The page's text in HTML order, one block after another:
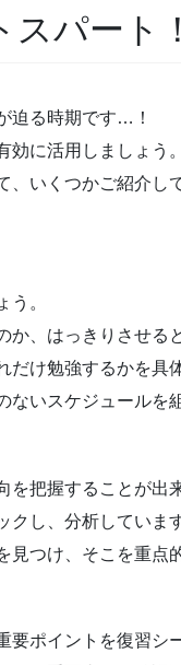
スパート
迫る時期です…！
に活用しましょう。
いくつかご紹介し
う。
、はっきりさせる
け勉強するかを具
いスケジュールを
把握することが出
し、分析しています
つけ、そこを重点
要ポイントを復習シ